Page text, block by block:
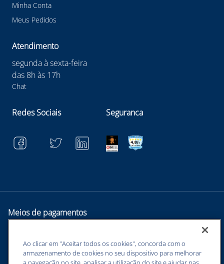
Minha Conta
Meus Pedidos
Atendimento
segunda à sexta-feira
das 8h às 17h
Chat
Redes Sociais Seguranca
Meios de pagamentos
Ao clicar em "Aceitar todos os cookies", concorda com o
armazenamento de cookies no seu dispositivo para melhorar